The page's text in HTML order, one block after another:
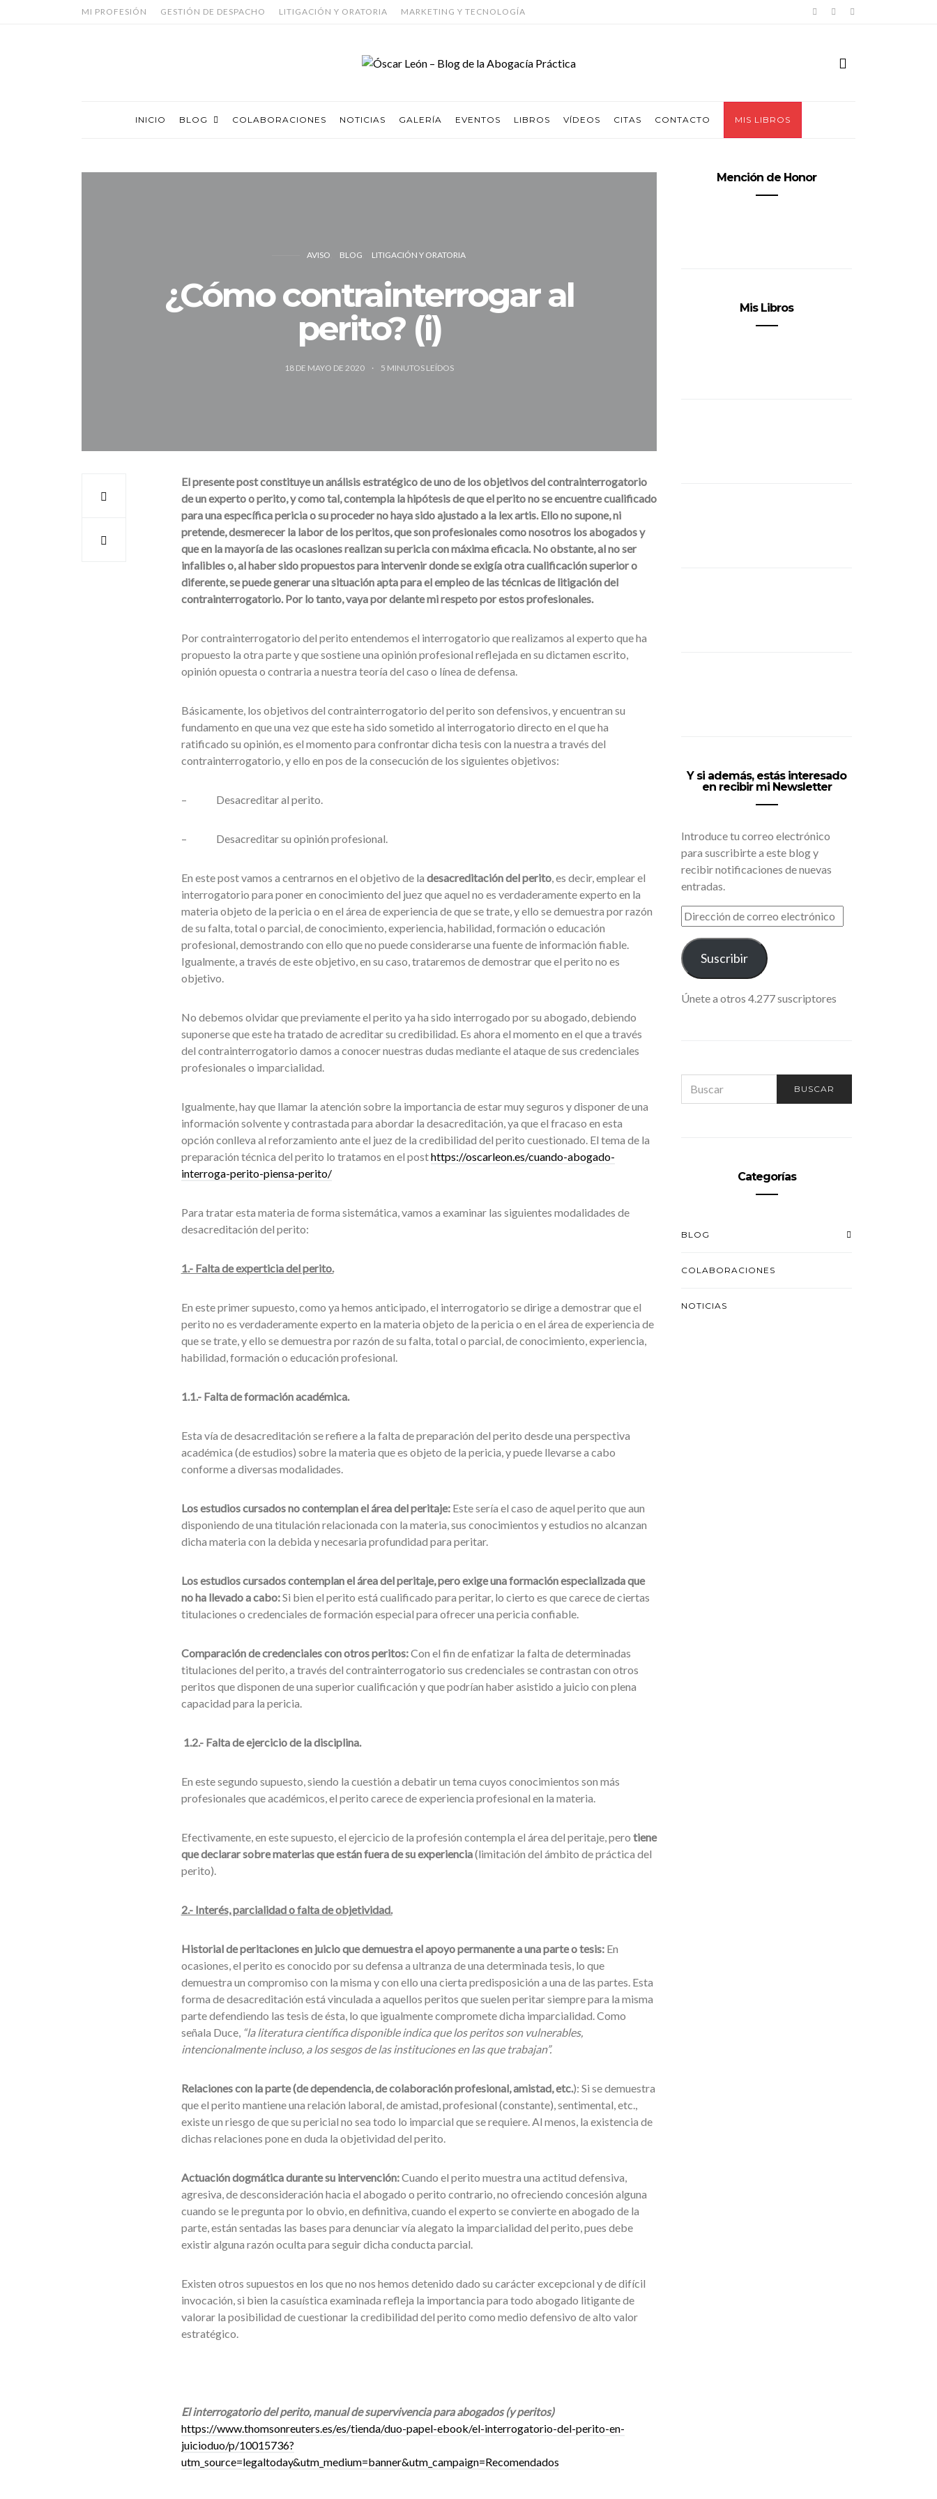
MI PROFESIÓN GESTIÓN DE DESPACHO LITIGACIÓN Y ORATORIA MARKETING Y TECNOLOGÍA
INICIO BLOG COLABORACIONES NOTICIAS GALERÍA EVENTOS LIBROS VÍDEOS CITAS CONTACTO MIS LIBROS
AVISO BLOG LITIGACIÓN Y ORATORIA
¿Cómo contrainterrogar al
perito? (i)
18 DE MAYO DE 2020 5 MINUTOS LEÍDOS
El presente post constituye un análisis estratégico de uno de los objetivos del contrainterrogatorio
de un experto o perito, y como tal, contempla la hipótesis de que el perito no se encuentre cualificado
para una específica pericia o su proceder no haya sido ajustado a la lex artis. Ello no supone, ni
pretende, desmerecer la labor de los peritos, que son profesionales como nosotros los abogados y
que en la mayoría de las ocasiones realizan su pericia con máxima eficacia. No obstante, al no ser
infalibles o, al haber sido propuestos para intervenir donde se exigía otra cualificación superior o
diferente, se puede generar una situación apta para el empleo de las técnicas de litigación del
contrainterrogatorio. Por lo tanto, vaya por delante mi respeto por estos profesionales.
Por contrainterrogatorio del perito entendemos el interrogatorio que realizamos al experto que ha
propuesto la otra parte y que sostiene una opinión profesional reflejada en su dictamen escrito,
opinión opuesta o contraria a nuestra teoría del caso o línea de defensa.
Básicamente, los objetivos del contrainterrogatorio del perito son defensivos, y encuentran su
fundamento en que una vez que este ha sido sometido al interrogatorio directo en el que ha
ratificado su opinión, es el momento para confrontar dicha tesis con la nuestra a través del
contrainterrogatorio, y ello en pos de la consecución de los siguientes objetivos:
– Desacreditar al perito.
– Desacreditar su opinión profesional.
En este post vamos a centrarnos en el objetivo de la desacreditación del perito, es decir, emplear el
interrogatorio para poner en conocimiento del juez que aquel no es verdaderamente experto en la
materia objeto de la pericia o en el área de experiencia de que se trate, y ello se demuestra por razón
de su falta, total o parcial, de conocimiento, experiencia, habilidad, formación o educación
profesional, demostrando con ello que no puede considerarse una fuente de información fiable.
Igualmente, a través de este objetivo, en su caso, trataremos de demostrar que el perito no es
objetivo.
No debemos olvidar que previamente el perito ya ha sido interrogado por su abogado, debiendo
suponerse que este ha tratado de acreditar su credibilidad. Es ahora el momento en el que a través
del contrainterrogatorio damos a conocer nuestras dudas mediante el ataque de sus credenciales
profesionales o imparcialidad.
Igualmente, hay que llamar la atención sobre la importancia de estar muy seguros y disponer de una
información solvente y contrastada para abordar la desacreditación, ya que el fracaso en esta
opción conlleva al reforzamiento ante el juez de la credibilidad del perito cuestionado. El tema de la
preparación técnica del perito lo tratamos en el posthttps://oscarleon.es/cuando-abogado-
interroga-perito-piensa-perito/
Para tratar esta materia de forma sistemática, vamos a examinar las siguientes modalidades de
desacreditación del perito:
1.- Falta de experticia del perito.
En este primer supuesto, como ya hemos anticipado, el interrogatorio se dirige a demostrar que el
perito no es verdaderamente experto en la materia objeto de la pericia o en el área de experiencia de
que se trate, y ello se demuestra por razón de su falta, total o parcial, de conocimiento, experiencia,
habilidad, formación o educación profesional.
1.1.- Falta de formación académica.
Esta vía de desacreditación se refiere a la falta de preparación del perito desde una perspectiva
académica (de estudios) sobre la materia que es objeto de la pericia, y puede llevarse a cabo
conforme a diversas modalidades.
Los estudios cursados no contemplan el área del peritaje:Este sería el caso de aquel perito que aun
disponiendo de una titulación relacionada con la materia, sus conocimientos y estudios no alcanzan
dicha materia con la debida y necesaria profundidad para peritar.
Los estudios cursados contemplan el área del peritaje, pero exige una formación especializada que
no ha llevado a cabo:Si bien el perito está cualificado para peritar, lo cierto es que carece de ciertas
titulaciones o credenciales de formación especial para ofrecer una pericia confiable.
Comparación de credenciales con otros peritos:Con el fin de enfatizar la falta de determinadas
titulaciones del perito, a través del contrainterrogatorio sus credenciales se contrastan con otros
peritos que disponen de una superior cualificación y que podrían haber asistido a juicio con plena
capacidad para la pericia.
1.2.- Falta de ejercicio de la disciplina.
En este segundo supuesto, siendo la cuestión a debatir un tema cuyos conocimientos son más
profesionales que académicos, el perito carece de experiencia profesional en la materia.
Efectivamente, en este supuesto, el ejercicio de la profesión contempla el área del peritaje, pero tiene
que declarar sobre materias que están fuera de su experiencia(limitación del ámbito de práctica del
perito).
2.- Interés, parcialidad o falta de objetividad.
Historial de peritaciones en juicio que demuestra el apoyo permanente a una parte o tesis:En
ocasiones, el perito es conocido por su defensa a ultranza de una determinada tesis, lo que
demuestra un compromiso con la misma y con ello una cierta predisposición a una de las partes. Esta
forma de desacreditación está vinculada a aquellos peritos que suelen peritar siempre para la misma
parte defendiendo las tesis de ésta, lo que igualmente compromete dicha imparcialidad. Como
señala Duce, “la literatura científica disponible indica que los peritos son vulnerables,
intencionalmente incluso, a los sesgos de las instituciones en las que trabajan”.
Relaciones con la parte (de dependencia, de colaboración profesional, amistad, etc.): Si se demuestra
que el perito mantiene una relación laboral, de amistad, profesional (constante), sentimental, etc.,
existe un riesgo de que su pericial no sea todo lo imparcial que se requiere. Al menos, la existencia de
dichas relaciones pone en duda la objetividad del perito.
Actuación dogmática durante su intervención:Cuando el perito muestra una actitud defensiva,
agresiva, de desconsideración hacia el abogado o perito contrario, no ofreciendo concesión alguna
cuando se le pregunta por lo obvio, en definitiva, cuando el experto se convierte en abogado de la
parte, están sentadas las bases para denunciar vía alegato la imparcialidad del perito, pues debe
existir alguna razón oculta para seguir dicha conducta parcial.
Existen otros supuestos en los que no nos hemos detenido dado su carácter excepcional y de difícil
invocación, si bien la casuística examinada refleja la importancia para todo abogado litigante de
valorar la posibilidad de cuestionar la credibilidad del perito como medio defensivo de alto valor
estratégico.
El interrogatorio del perito, manual de supervivencia para abogados (y peritos)
https://www.thomsonreuters.es/es/tienda/duo-papel-ebook/el-interrogatorio-del-perito-en-
juicioduo/p/10015736?
utm_source=legaltoday&utm_medium=banner&utm_campaign=Recomendados
Mención de Honor
Mis Libros
Y si además, estás interesado
en recibir mi Newsletter
Introduce tu correo electrónico
para suscribirte a este blog y
recibir notificaciones de nuevas
entradas.
DIRECCIÓN
DE
CORREO
ELECTRÓNICO
Suscribir
Únete a otros 4.277 suscriptores
FOR:
BUSCAR
Categorías
BLOG
COLABORACIONES
NOTICIAS